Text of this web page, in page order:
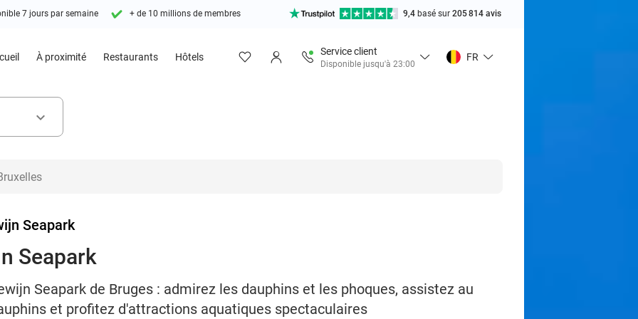
7 jours par semaine + de 10 millions de membres 9,4 basé sur 205 814 avis
À proximité Restaurants Hôtels
Service client
Disponible jusqu'à 23:00
FR
keyboard_arrow_down
Seapark
Seapark
Seapark de Bruges : admirez les dauphins et les phoques, assistez au
et profitez d'attractions aquatiques spectaculaires